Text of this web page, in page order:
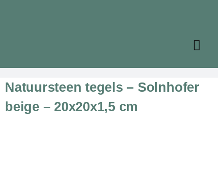
KERAMISCH
FRANSE CEMENT
NATUURSTEEN
Natuursteen tegels – Solnhofer
beige – 20x20x1,5 cm